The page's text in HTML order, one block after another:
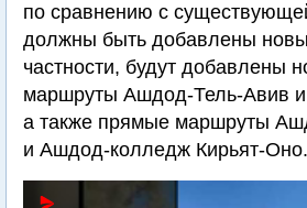
по сравнению с
должны быть добавлены
частности, будут добавлены
маршруты Ашдод-Тель-Авив
а также прямые маршруты
и Ашдод-колледж Кирьят-Оно.